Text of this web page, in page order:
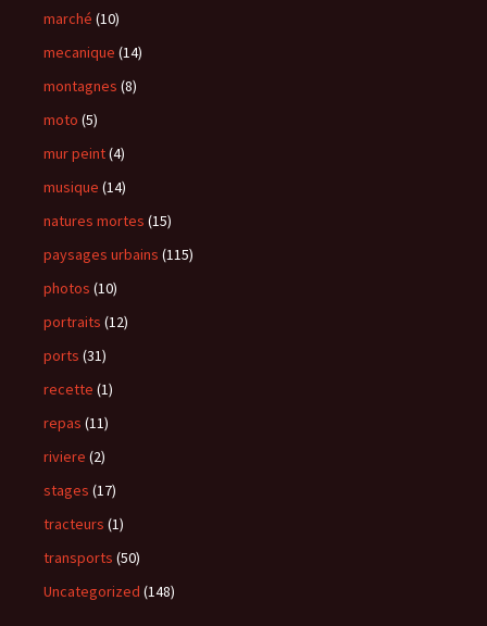
marché (10)
mecanique (14)
montagnes (8)
moto (5)
mur peint(4)
musique (14)
natures mortes (15)
paysages urbains (115)
photos (10)
portraits (12)
ports (31)
recette (1)
repas (11)
riviere (2)
stages (17)
tracteurs (1)
transports (50)
Uncategorized (148)